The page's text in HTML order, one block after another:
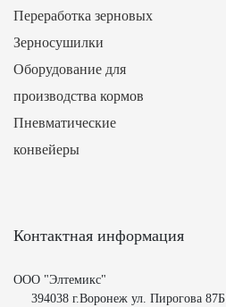
Переработка зерновых
Зерносушилки
Оборудование для
производства кормов
Пневматические
конвейеры
Контактная информация
ООО "Элтемикс"
394038 г.Воронеж ул. Пирогова 87Б